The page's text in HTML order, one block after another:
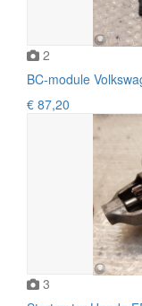
2
BC-module
€ 87,20
3